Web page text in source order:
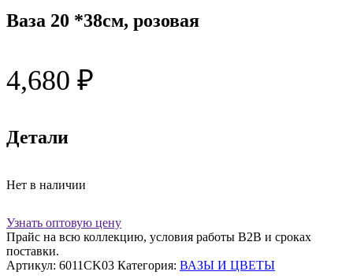
Ваза 20 *38см, розовая
4,680 ₽
Детали
Нет в наличии
Узнать оптовую цену
Прайс на всю коллекцию, условия работы В2В и сроках
поставки.
Артикул: 6011CK03 Категория: ВАЗЫ И ЦВЕТЫ